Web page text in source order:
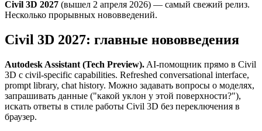
Civil 3D 2027 (вышел 2 апреля 2026) — самый свежий релиз.
Несколько прорывных нововведений.
Civil 3D 2027: главные нововведения
Autodesk Assistant (Tech Preview). AI-помощник прямо в Civil
3D с civil-specific capabilities. Refreshed conversational interface,
prompt library, chat history. Можно задавать вопросы о моделях,
запрашивать данные ("какой уклон у этой поверхности?"),
искать ответы в стиле работы Civil 3D без переключения в
браузер.